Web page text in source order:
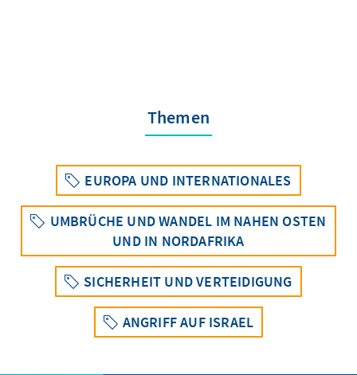
Themen
EUROPA UND INTERNATIONALES
UMBRÜCHE UND WANDEL IM NAHEN OSTEN
UND IN NORDAFRIKA
SICHERHEIT UND VERTEIDIGUNG
ANGRIFF AUF ISRAEL